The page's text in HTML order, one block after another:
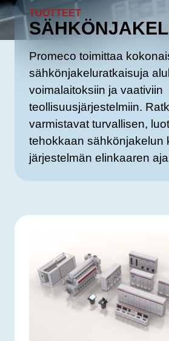
TUOTTEET
Promeco toimittaa
sähkönjakeluratkaisuja
voimalaitoksiin ja vaativiin
teollisuusjärjestelmiin.
varmistavat turvallisen,
tehokkaan sähkönjakelun
järjestelmän elinkaaren